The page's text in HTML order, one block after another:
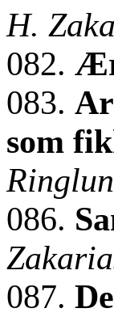
H.
082.
083.
som
086.
087.